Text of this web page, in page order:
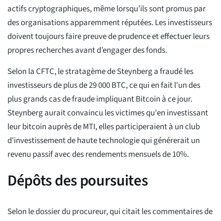
actifs cryptographiques, même lorsqu’ils sont promus par
des organisations apparemment réputées. Les investisseurs
doivent toujours faire preuve de prudence et effectuer leurs
propres recherches avant d’engager des fonds.
Selon la CFTC, le stratagème de Steynberg a fraudé les
investisseurs de plus de 29 000 BTC, ce qui en fait l'un des
plus grands cas de fraude impliquant Bitcoin à ce jour.
Steynberg aurait convaincu les victimes qu'en investissant
leur bitcoin auprès de MTI, elles participeraient à un club
d'investissement de haute technologie qui générerait un
revenu passif avec des rendements mensuels de 10%.
Dépôts des poursuites
Selon le dossier du procureur, qui citait les commentaires de